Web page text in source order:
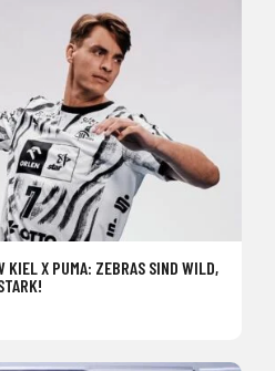
KIEL X PUMA: ZEBRAS SIND WILD,